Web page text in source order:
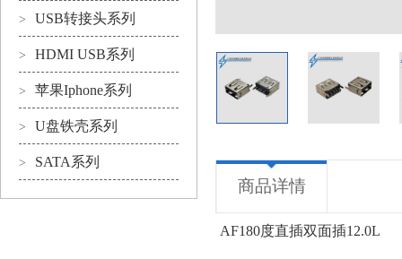
> USB转接头系列
> HDMI USB系列
> 苹果Iphone系列
> U盘铁壳系列
> SATA系列
商品详情
AF180度直插双面插12.0L